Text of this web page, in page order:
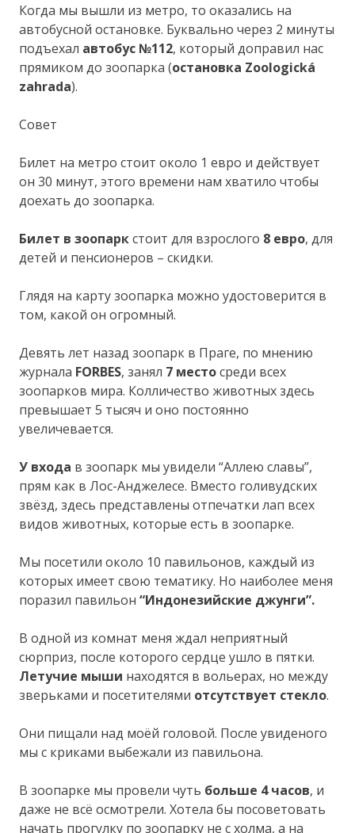
Когда мы вышли из метро, то оказались на
автобусной остановке. Буквально через 2 минуты
подъехал автобус №112, который доправил нас
прямиком до зоопарка (остановка Zoologická
zahrada).
Совет
Билет на метро стоит около 1 евро и действует
он 30 минут, этого времени нам хватило чтобы
доехать до зоопарка.
Билет в зоопаркстоит для взрослого 8 евро, для
детей и пенсионеров – скидки.
Глядя на карту зоопарка можно удостоверится в
том, какой он огромный.
Девять лет назад зоопарк в Праге, по мнению
журнала FORBES, занял 7 местосреди всех
зоопарков мира. Колличество животных здесь
превышает 5 тысяч и оно постоянно
увеличевается.
У входа в зоопарк мы увидели “Аллею славы”,
прям как в Лос-Анджелесе. Вместо голивудских
звёзд, здесь представлены отпечатки лап всех
видов животных, которые есть в зоопарке.
Мы посетили около 10 павильонов, каждый из
которых имеет свою тематику. Но наиболее меня
поразил павильон“Индонезийские джунги”.
В одной из комнат меня ждал неприятный
сюрприз, после которого сердце ушло в пятки.
Летучие мыши находятся в вольерах, но между
зверьками и посетителями отсутствует стекло.
Они пищали над моёй головой. После увиденого
мы с криками выбежали из павильона.
В зоопарке мы провели чуть больше 4 часов, и
даже не всё осмотрели. Хотела бы посоветовать
начать прогулку по зоопарку не с холма, а на